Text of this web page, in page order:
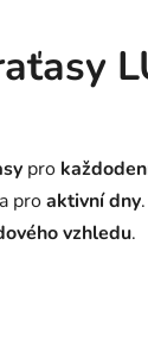
pro
proaktivní dny
vzhledu.